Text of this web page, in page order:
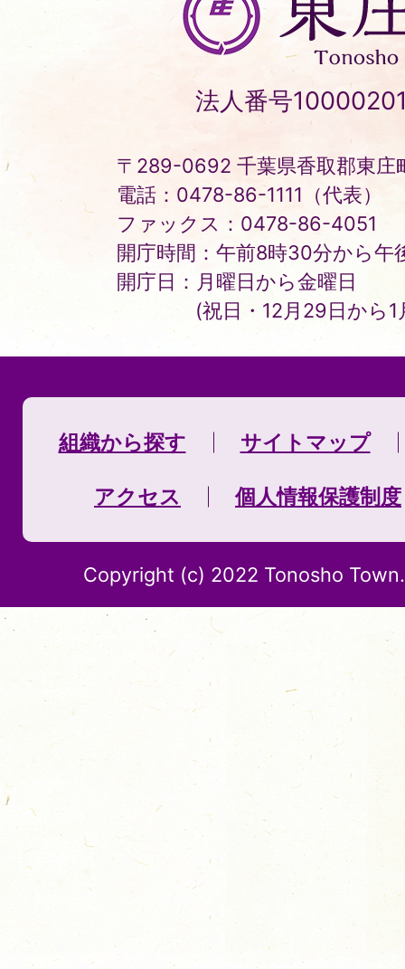
庄
町
Tonosho
Town
法人番号
〒289-0692 千葉県香取郡東庄
電話：0478-86-1111（代表）
ファックス：0478-86-4051
開庁時間：午前8時30分から午
開庁日：月曜日から金曜日
(祝日・12月29日から
組織から探す サイトマップ
アクセス 個人情報保護制度
Copyright (c) 2022 Tonosho